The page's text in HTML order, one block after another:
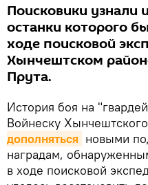
Поисковики узнали
останки которого
ходе поисковой
Хынчештском
Прута.
История боя на
Войнеску
дополняться новыми
наградам,
в ходе поисковой